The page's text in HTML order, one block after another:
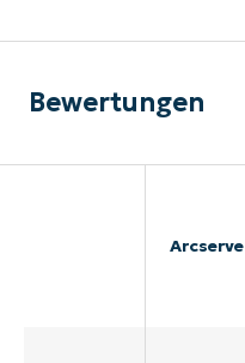
Bewertungen
Arcserve